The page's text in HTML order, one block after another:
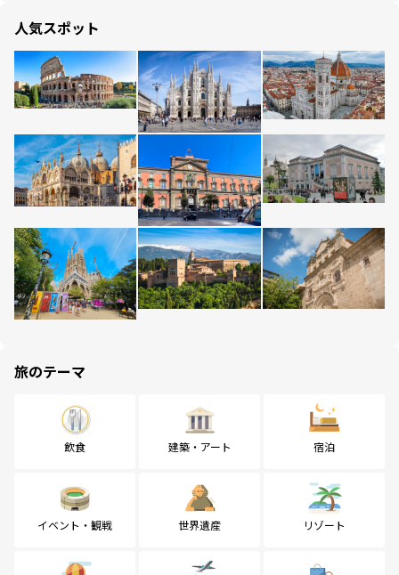
人気スポット
旅のテーマ
飲食 建築・アート 宿泊
イベント・観戦 世界遺産 リゾート